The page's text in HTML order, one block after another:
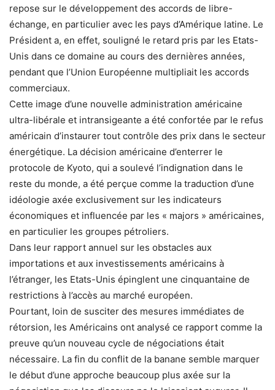
repose sur le développement des accords de libre-
échange, en particulier avec les pays d’Amérique latine. Le
Président a, en effet, souligné le retard pris par les Etats-
Unis dans ce domaine au cours des dernières années,
pendant que l’Union Européenne multipliait les accords
commerciaux.
Cette image d’une nouvelle administration américaine
ultra-libérale et intransigeante a été confortée par le refus
américain d’instaurer tout contrôle des prix dans le secteur
énergétique. La décision amé­­ricaine d’enterrer le
protocole de Kyoto, qui a soulevé l’indignation dans le
reste du monde, a été perçue comme la traduction d’une
idéologie axée exclusivement sur les indicateurs
économiques et influencée par les « majors » américaines,
en particulier les groupes pétroliers.
Dans leur rapport annuel sur les obstacles aux
importations et aux investissements américains à
l’étranger, les Etats-Unis épinglent une cinquantaine de
restrictions à l’accès au marché européen.
Pourtant, loin de susciter des me­sures immédiates de
rétorsion, les Américains ont analysé ce rapport comme la
preuve qu’un nouveau cycle de négociations était
nécessaire. La fin du conflit de la banane semble marquer
le début d’une approche beaucoup plus axée sur la